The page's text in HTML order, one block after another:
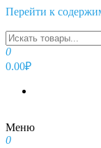
Перейти к
0
0.00₽
Меню
0